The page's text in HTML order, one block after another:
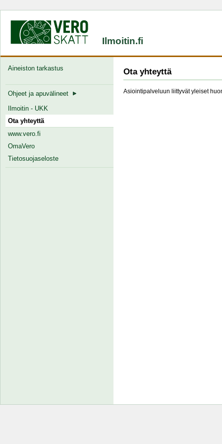
Ilmoitin.fi
Aineiston tarkastus
Ohjeet ja apuvälineet
Ilmoitin - UKK
Ota yhteyttä
www.vero.fi
OmaVero
Tietosuojaseloste
Ota yhteyttä
Asiointipalveluun liittyvät yleiset